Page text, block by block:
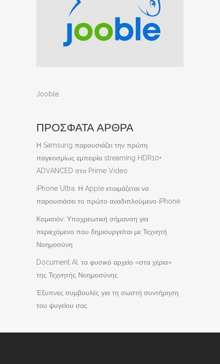
Jooble
ΠΡΟΣΦΑΤΑ ΑΡΘΡΑ
Η Samsung παρουσιάζει την πρώτη
παγκοσμίως εμπειρία streaming HDR10+
ADVANCED στο Prime Video
iPhone Ultra: Η Apple ετοιμάζεται να
παρουσιάσει το πρώτο αναδιπλούμενο iPhone
Κομισιόν: Υποχρεωτική σήμανση για
περιεχόμενο που δημιουργείται με Τεχνητή
Νοημοσύνη
Document AI, το φυσικό αρχείο «στα χέρια»
της Τεχνητής Νοημοσύνης
Έξυπνες συμβουλές για τη σωστή συντήρηση
του ψυγείου σας